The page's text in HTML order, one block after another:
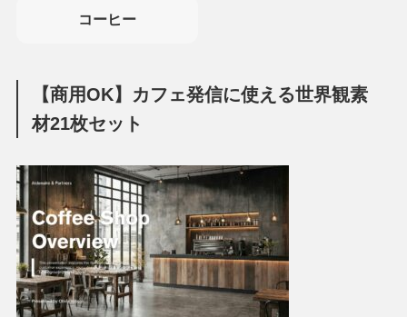
コーヒー
【商用OK】カフェ発信に使える世界観素
材21枚セット